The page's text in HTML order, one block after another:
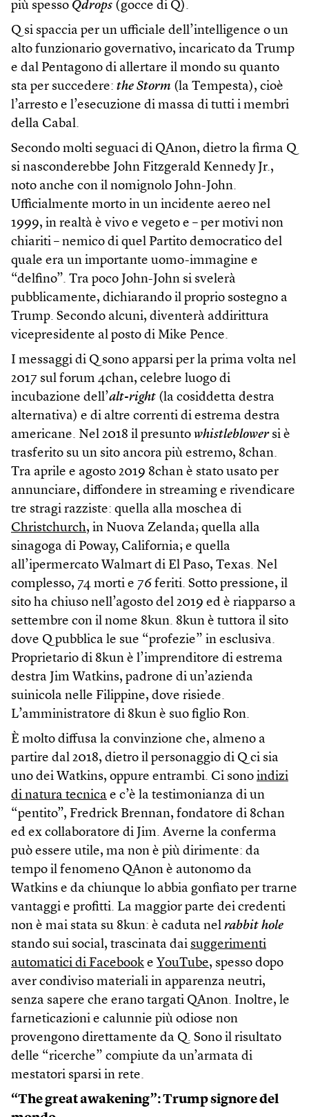
più spesso Qdrops (gocce di Q).
Q si spaccia per un ufficiale dell’intelligence o un
alto funzionario governativo, incaricato da Trump
e dal Pentagono di allertare il mondo su quanto
sta per succedere: the Storm (la Tempesta), cioè
l’arresto e l’esecuzione di massa di tutti i membri
della Cabal.
Secondo molti seguaci di QAnon, dietro la firma Q
si nasconderebbe John Fitzgerald Kennedy Jr.,
noto anche con il nomignolo John-John.
Ufficialmente morto in un incidente aereo nel
1999, in realtà è vivo e vegeto e – per motivi non
chiariti – nemico di quel Partito democratico del
quale era un importante uomo-immagine e
“delfino”. Tra poco John-John si svelerà
pubblicamente, dichiarando il proprio sostegno a
Trump. Secondo alcuni, diventerà addirittura
vicepresidente al posto di Mike Pence.
I messaggi di Q sono apparsi per la prima volta nel
2017 sul forum 4chan, celebre luogo di
incubazione dell’alt-right (la cosiddetta destra
alternativa) e di altre correnti di estrema destra
americane. Nel 2018 il presunto whistleblowersi è
trasferito su un sito ancora più estremo, 8chan.
Tra aprile e agosto 2019 8chan è stato usato per
annunciare, diffondere in streaming e rivendicare
tre stragi razziste: quella alla moschea di
Christchurch, in Nuova Zelanda; quella alla
sinagoga di Poway, California; e quella
all’ipermercato Walmart di El Paso, Texas. Nel
complesso, 74 morti e 76 feriti. Sotto pressione, il
sito ha chiuso nell’agosto del 2019 ed è riapparso a
settembre con il nome 8kun. 8kun è tuttora il sito
dove Q pubblica le sue “profezie” in esclusiva.
Proprietario di 8kun è l’imprenditore di estrema
destra Jim Watkins, padrone di un’azienda
suinicola nelle Filippine, dove risiede.
L’amministratore di 8kun è suo figlio Ron.
È molto diffusa la convinzione che, almeno a
partire dal 2018, dietro il personaggio di Q ci sia
uno dei Watkins, oppure entrambi. Ci sono indizi
di natura tecnica e c’è la testimonianza di un
“pentito”, Fredrick Brennan, fondatore di 8chan
ed ex collaboratore di Jim. Averne la conferma
può essere utile, ma non è più dirimente: da
tempo il fenomeno QAnon è autonomo da
Watkins e da chiunque lo abbia gonfiato per trarne
vantaggi e profitti. La maggior parte dei credenti
non è mai stata su 8kun: è caduta nel rabbit hole
stando sui social, trascinata dai suggerimenti
automatici di Facebook e YouTube, spesso dopo
aver condiviso materiali in apparenza neutri,
senza sapere che erano targati QAnon. Inoltre, le
farneticazioni e calunnie più odiose non
provengono direttamente da Q. Sono il risultato
delle “ricerche” compiute da un’armata di
mestatori sparsi in rete.
“The great awakening”: Trump signore del